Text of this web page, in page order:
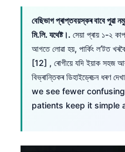
বেছিভাগ প্ৰাপ্তবয়স্কৰ বাবে পুৱা
মি.লি. যথেষ্ট।. সেয়া প্ৰায় ১-২
আগতে লোৱা হয়, পাৰ্কিং ল’টত
[12] , ৰোগীয়ে যদি ইয়াক সহজ
বিভ্ৰান্তিকৰ ডিহাইড্ৰেচন ধৰণ
we see fewer
patients keep it simple